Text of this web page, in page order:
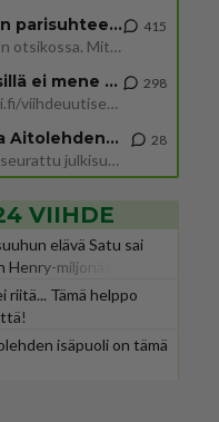
Mitä tuot pöytään parisuhteessa?
Siinäpä se kysymys on otsikossa. Mitäpä siis tuot/toisit pöytään parisuhteessa? Oletko mies vai nainen? Koetko sen mitä
415
Martinan bisneksillä ei mene hyvin
https://www.iltalehti.fi/viihdeuutiset/a/c46da6ab-340f-4790-aaa7-0865eed2336 Yrityksen konkurssihakemus on tullut kärä
298
Tiesitkö? Martina Aitolehden isäpuoli on tämä suosittu laulaja
Martina Aitolehti on seurattu julkisuuden henkilö. Lähipiiriin mahtuu muitakin tunnettuja henkilöitä. Tiesitkö, että Ma
28
VIIHDE
elävä Satu sai
miljonääriltä
riitä... Tämä helppo
isäpuoli on tämä